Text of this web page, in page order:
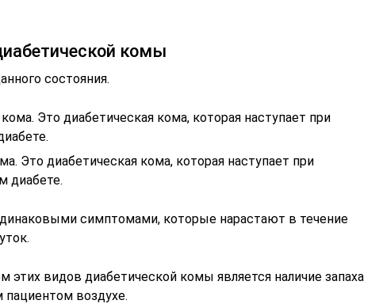
комы
состояния.
Это диабетическая кома, которая наступает при
Это диабетическая кома, которая наступает при
диабете.
симптомами, которые нарастают в течение
этих видов диабетической комы является наличие запаха
воздухе.